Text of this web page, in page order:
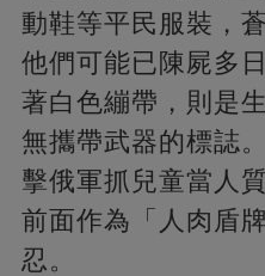
動鞋等平民服裝，
他們可能已陳屍多
著白色繃帶，則是
無攜帶武器的標誌
擊俄軍抓兒童當人
前面作為「人肉盾
忍。